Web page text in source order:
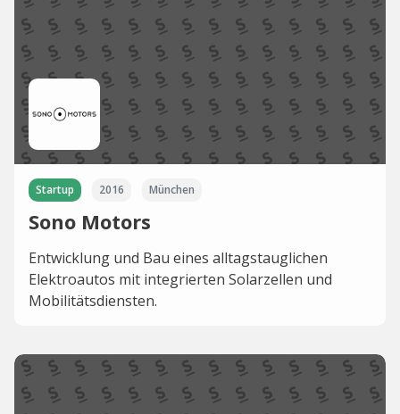
Startup 2016 München
Sono Motors
Entwicklung und Bau eines alltagstauglichen
Elektroautos mit integrierten Solarzellen und
Mobilitätsdiensten.